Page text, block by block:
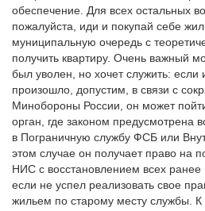
обеспечение. Для всех остальных
пожалуйста, иди и покупай себе
муниципальную очередь с
получить квартиру. Очень важный
был уволен, но хочет служить: если
произошло, допустим, в связи с
Минобороны России, он может
орган, где законом предусмотрена
в Пограничную службу ФСБ или
этом случае он получает право на
НИС с восстановлением всех ранее
если не успел реализовать свое
жильем по старому месту службы.